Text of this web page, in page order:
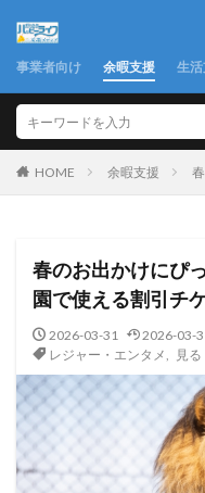
事業者向け 余暇支援 生
HOME 余暇支援
春のお出かけにぴ
園で使える割引チ
2026-03-31 2026-03-
レジャー・エンタメ
見る